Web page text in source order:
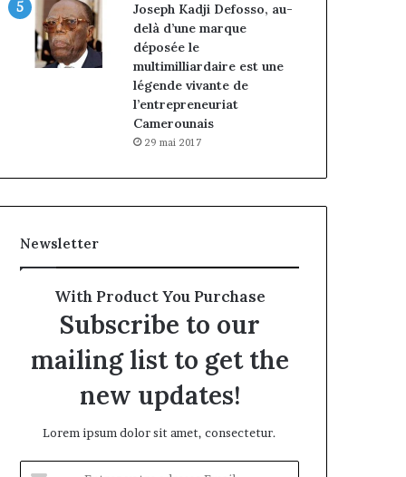
Joseph Kadji Defosso, au-
delà d’une marque
déposée le
multimilliardaire est une
légende vivante de
l’entrepreneuriat
Camerounais
29 mai 2017
Newsletter
With Product You Purchase
Subscribe to our
mailing list to get the
new updates!
Lorem ipsum dolor sit amet, consectetur.